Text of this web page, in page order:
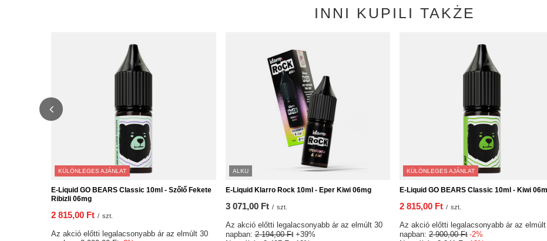
INNI KUPILI TAKŻE
KÜLÖNLEGES AJÁNLAT
E-Liquid GO BEARS Classic 10ml - Szőlő Fekete
Ribizli 06mg
2 815,00 Ft / szt.
Az akció előtti legalacsonyabb ár az elmúlt 30
ALKU
E-Liquid Klarro Rock 10ml - Eper Kiwi 06mg
3 071,00 Ft / szt.
Az akció előtti legalacsonyabb ár az elmúlt 30
napban:2 194,00 Ft +39%
KÜLÖNLEGES AJÁNLAT
E-Liquid GO BEARS Classic 10ml - Kiwi
2 815,00 Ft / szt.
Az akció előtti legalacsonyabb ár az
napban: 2 900,00 Ft -2%